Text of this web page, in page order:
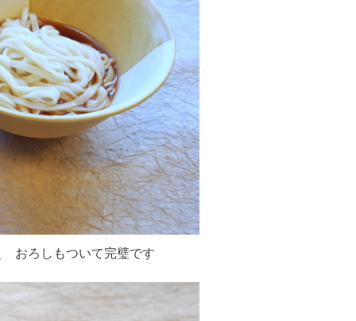
ろしもついて完璧です